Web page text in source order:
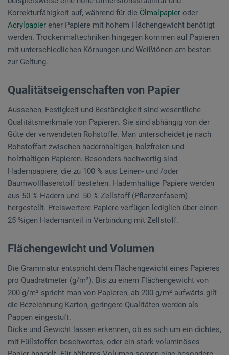
Korrekturfähigkeit auf, während für die Ölmalpapier oder
Acrylpapier eher Papiere mit hohem Flächengewicht benötigt
werden. Trockenmaltechniken hingegen kommen auf Papieren
mit unterschiedlichen Körnungen und Weißtönen am besten
zur Geltung.
Qualitätseigenschaften von Papier
Aussehen, Festigkeit und Beständigkeit sind wesentliche
Qualitätsmerkmale von Papieren. Sie sind abhängig von der
Güte der verwendeten Rohstoffe. Man unterscheidet je nach
Rohstoffart zwischen hadernhaltigen, holzfreien und
holzhaltigen Papieren. Besonders hochwertig sind
Hadernpapiere, die zu 100 % aus Leinen- und /oder
Baumwollfaserstoff bestehen. Hadernhaltige Papiere werden
aus 50 % Hadern und 50 % Zellstoff (Pflanzenfasern)
hergestellt. Preiswertere Papiere verfügen lediglich über einen
25 %igen Hadernanteil in Verbindung mit Zellstoff.
Flächengewicht und Volumen
Die Grammatur entspricht dem Flächengewicht eines Papieres
pro Quadratmeter (g/m²). Bis zu einem Flächengewicht von
200 g/m² spricht man von Papieren, ab 200 g/m² aufwärts gilt
die Bezeichnung Karton, geringere Qualitäten werden als
Pappen eingestuft.
Dicke und Gewicht lassen erkennen, ob es sich um ein dichtes,
mit Füllstoffen beschwertes, oder ein stark voluminöses